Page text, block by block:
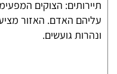
תיירותים: הצוקים
עליהם האדם. האזור מציע
ונהרות גועשים.